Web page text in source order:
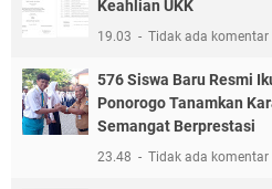
Keahlian UKK
19.03 Tidak ada komentar
576 Siswa Baru Resmi
Ponorogo Tanamkan
Semangat Berprestasi
23.48 Tidak ada komentar